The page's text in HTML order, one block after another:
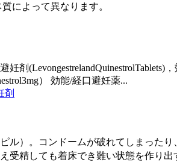
によって異なります。
妊剤
） 効能/経口避妊薬...
剤
ル）。コンドームが破れてしまった
受精しても着床でき難い状態を作り